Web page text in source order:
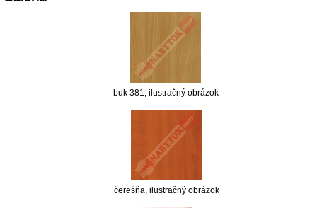
buk 381, ilustračný obrázok
čerešňa, ilustračný obrázok